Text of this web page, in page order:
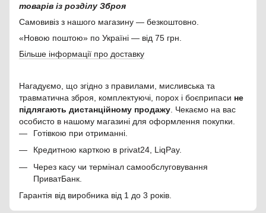
товарів із розділу Зброя
Самовивіз з нашого магазину — безкоштовно.
«Новою поштою» по Україні — від 75 грн.
Більше інформації про доставку
Нагадуємо, що згідно з правилами, мисливська та
травматична зброя, комплектуючі, порох і боєприпаси не
підлягають дистанційному продажу . Чекаємо на вас
особисто в нашому магазині для оформлення покупки.
Готівкою при отриманні.
Кредитною карткою в privat24, LiqPay.
Через касу чи термінал самообслуговування
ПриватБанк.
Гарантія від виробника від 1 до 3 років.